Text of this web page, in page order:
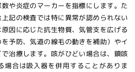
や炎症のマーカーを指標にします。た
記の検査では特に異常が認められない
因に応じた抗生物質、気管支を広げる
予防、気道の線毛の動きを補助）やイ
治療します。咳がひどい場合は、鎮咳
場合は吸入器を併用することがありま